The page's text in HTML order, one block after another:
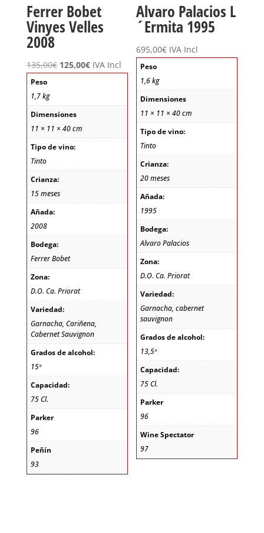
Ferrer Bobet
Vinyes Velles
2008
135,00€ El
era:
135,00€.
125,00€ElIVA Incl
Peso
1,7 kg
Dimensiones
11 × 11 × 40 cm
Tipo de vino:
Tinto
Crianza:
15 meses
Añada:
2008
Bodega:
Ferrer Bobet
Zona:
D.O. Ca. Priorat
Variedad:
Garnacha, Cariñena,
Cabernet Sauvignon
Grados de alcohol:
15º
Capacidad:
75 Cl.
Parker
96
Peñín
93
Alvaro Palacios L
´Ermita 1995
695,00€ IVA Incl
Peso
1,6 kg
Dimensiones
11 × 11 × 40 cm
Tipo de vino:
Tinto
Crianza:
20 meses
Añada:
1995
Bodega:
Alvaro Palacios
Zona:
D.O. Ca. Priorat
Variedad:
Garnacha, cabernet
sauvignon
Grados de alcohol:
13,5º
Capacidad:
75 Cl.
Parker
96
Wine Spectator
97